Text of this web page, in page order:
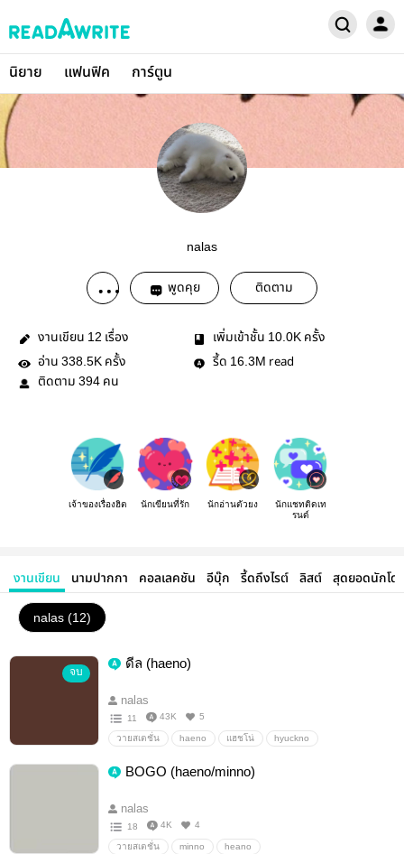
นิยาย แฟนฟิค การ์ตูน
nalas
พูดคุย ติดตาม
งานเขียน 12 เรื่อง เพิ่มเข้าชั้น 10.0K ครั้ง
อ่าน 338.5K ครั้ง รี้ด 16.3M read
ติดตาม 394 คน
เจ้าของเรื่องฮิต นักเขียนที่รัก นักอ่านตัวยง
นักแชทติดเท
รนด์
งานเขียน นามปากกา คอลเลคชัน อีบุ๊ก รี้ดถึงไรต์ ลิสต์ สุดยอดนักโด
nalas (12)
จบ
ดีล (haeno)
nalas
11 43K 5
วายสเตชั่น haeno แฮชโน่ hyuckno
BOGO (haeno/minno)
nalas
18 4K 4
วายสเตชั่น minno heano